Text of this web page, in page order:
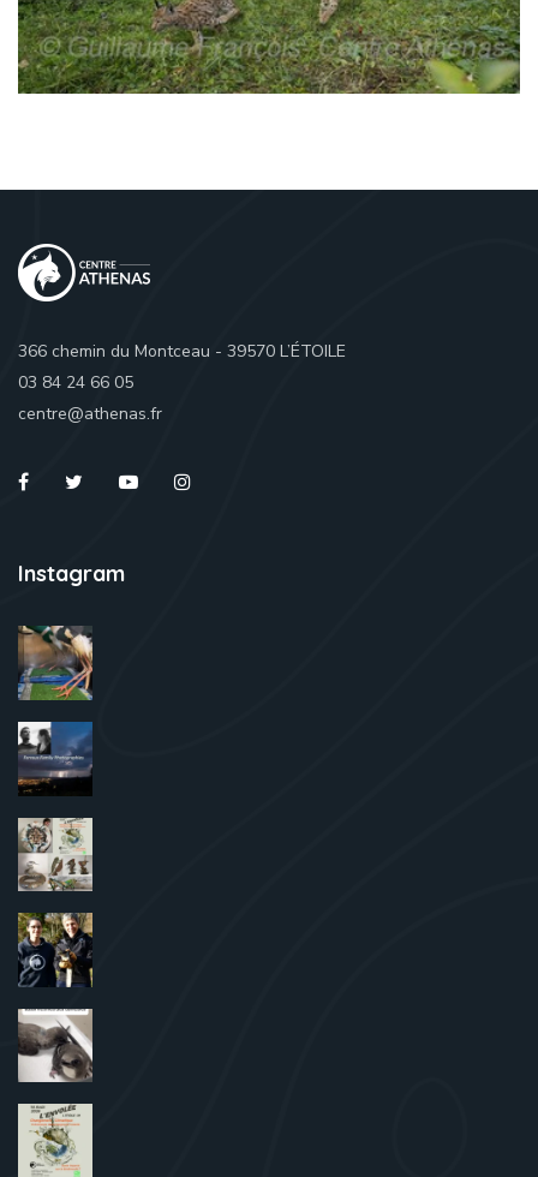
366 chemin du Montceau - 39570 L’ÉTOILE
03 84 24 66 05
centre@athenas.fr
Instagram